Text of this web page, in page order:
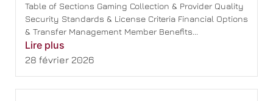
Table of Sections Gaming Collection & Provider Quality
Security Standards & License Criteria Financial Options
& Transfer Management Member Benefits...
Lire plus
28 février 2026